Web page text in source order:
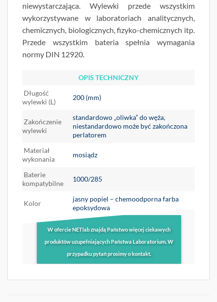
niewystarczająca. Wylewki przede wszystkim
wykorzystywane w laboratoriach analitycznych,
chemicznych, biologicznych, fizyko-chemicznych itp.
Przede wszystkim bateria spełnia wymagania
normy DIN 12920.
OPIS TECHNICZNY
Długość
wylewki (L)
200 (mm)
Zakończenie
wylewki
standardowo „oliwka” do węża,
niestandardowo może być zakończona
perlatorem
Materiał
wykonania
mosiądz
Baterie
kompatybilne
1000/285
Kolor
jasny popiel – chemoodporna farba
epoksydowa
W ofercie NETlab znajdą Państwo więcej ciekawych
produktów uzupełniających Państwa Laboratorium. W
przypadku pytań prosimy o kontakt.